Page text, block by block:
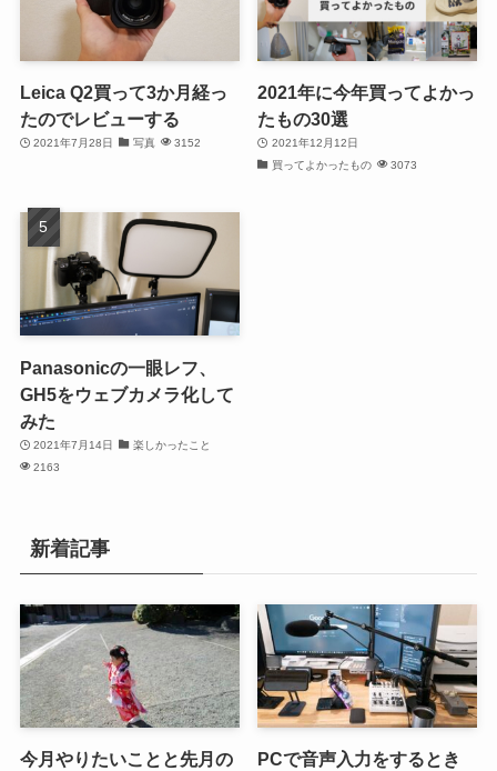
Leica Q2買って3か月経っ
たのでレビューする
2021年7月28日 写真 3152
2021年に今年買ってよかっ
たもの30選
2021年12月12日
買ってよかったもの
3073
Panasonicの一眼レフ、
GH5をウェブカメラ化して
みた
2021年7月14日
楽しかったこと
2163
新着記事
今月やりたいことと先月の
PCで音声入力をするとき